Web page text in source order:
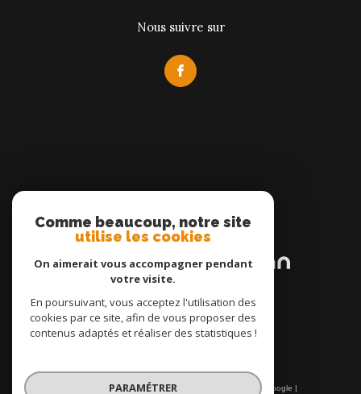
Nous suivre sur
Adhérents
© 2026 | Tous droits réservés | Traduction powered by Google |
Comme beaucoup, notre site
utilise les cookies
On aimerait vous accompagner pendant
votre visite.
En poursuivant, vous acceptez l'utilisation des
cookies par ce site, afin de vous proposer des
contenus adaptés et réaliser des statistiques !
PARAMÉTRER